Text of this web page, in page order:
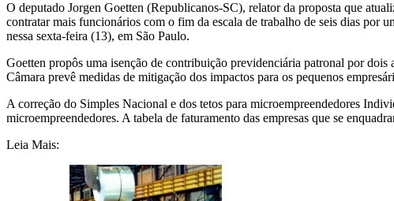
O deputado Jorgen Goetten (Republicanos-SC), relator da proposta que
contratar mais funcionários com o fim da escala de trabalho de seis dias por
nessa sexta-feira (13), em São Paulo.
Goetten propôs uma isenção de contribuição previdenciária patronal por dois
Câmara prevê medidas de mitigação dos impactos para os pequenos
A correção do Simples Nacional e dos tetos para microempreendedores
microempreendedores. A tabela de faturamento das empresas que se
Leia Mais: